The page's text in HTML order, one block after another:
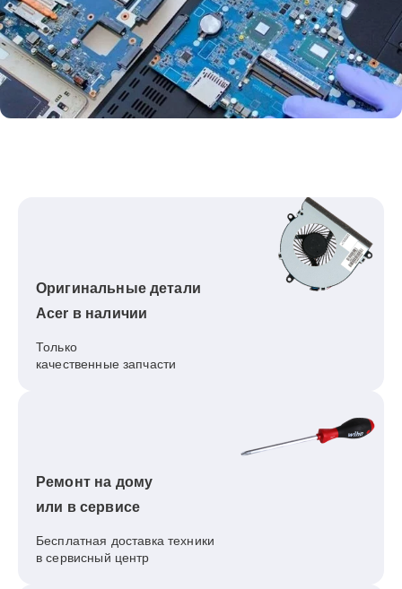
Оригинальные детали
Acer в наличии
Только
качественные запчасти
Ремонт на дому
или в сервисе
Бесплатная доставка техники
в сервисный центр